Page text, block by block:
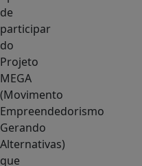
de
participar
do
Projeto
MEGA
(Movimento
Empreendedorismo
Gerando
Alternativas)
que